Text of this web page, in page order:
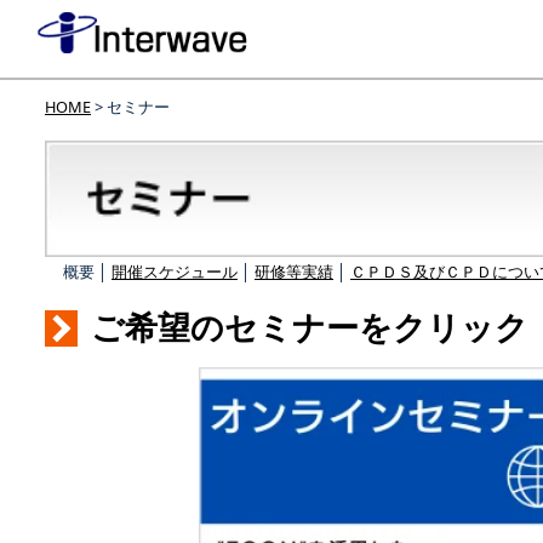
HOME> セミナー
概要 │ 開催スケジュール 研修等実績 ＣＰＤＳ及びＣＰＤにつ
ご希望のセミナーをクリック